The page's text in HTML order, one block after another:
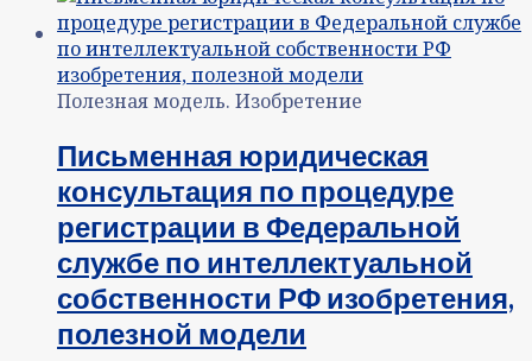
Полезная модель. Изобретение
Письменная юридическая
консультация по процедуре
регистрации в Федеральной
службе по интеллектуальной
собственности РФ изобретения,
полезной модели